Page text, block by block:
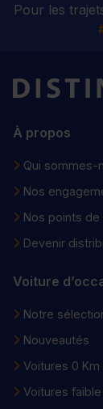
Pour les
À propos
Qui sommes-
Nos
Nos points de
Devenir
Voiture
Notre
Nouveautés
Voitures 0 Km
Voitures